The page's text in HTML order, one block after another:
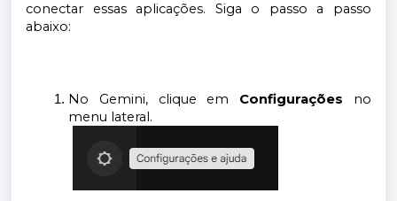
conectar essas aplicações. Siga o passo a passo
abaixo:
No Gemini, clique em Configurações no
menu lateral.